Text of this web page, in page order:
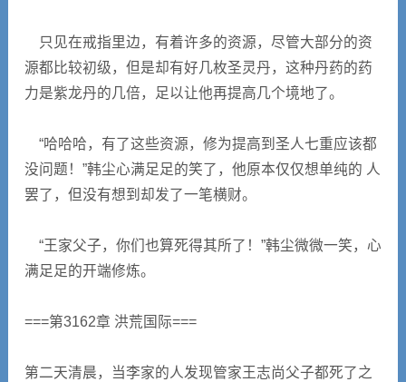
只见在戒指里边，有着许多的资源，尽管大部分的资
源都比较初级，但是却有好几枚圣灵丹，这种丹药的药
力是紫龙丹的几倍，足以让他再提高几个境地了。
“哈哈哈，有了这些资源，修为提高到圣人七重应该都
没问题！”韩尘心满足足的笑了，他原本仅仅想单纯的 人
罢了，但没有想到却发了一笔横财。
“王家父子，你们也算死得其所了！”韩尘微微一笑，心
满足足的开端修炼。
===第3162章 洪荒国际===
第二天清晨，当李家的人发现管家王志尚父子都死了之